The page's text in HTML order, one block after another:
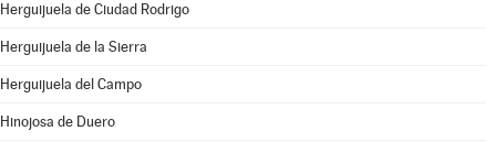
Herguijuela de Ciudad Rodrigo
Herguijuela de la Sierra
Herguijuela del Campo
Hinojosa de Duero